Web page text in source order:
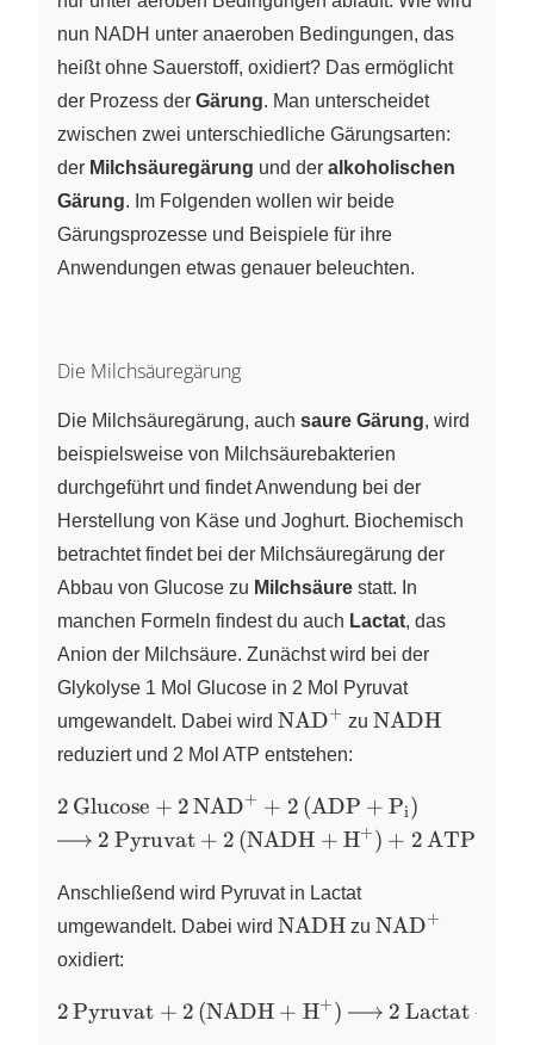
+ H+}
nun NADH unter anaeroben Bedingungen, das
heißt ohne Sauerstoff, oxidiert? Das ermöglicht
der Prozess der Gärung. Man unterscheidet
zwischen zwei unterschiedliche Gärungsarten:
der Milchsäuregärung und der alkoholischen
Gärung. Im Folgenden wollen wir beide
Gärungsprozesse und Beispiele für ihre
Anwendungen etwas genauer beleuchten.
Die Milchsäuregärung
Die Milchsäuregärung, auch saure Gärung, wird
beispielsweise von Milchsäurebakterien
durchgeführt und findet Anwendung bei der
Herstellung von Käse und Joghurt. Biochemisch
betrachtet findet bei der Milchsäuregärung der
Abbau von Glucose zu Milchsäure statt. In
manchen Formeln findest du auch Lactat, das
Anion der Milchsäure. Zunächst wird bei der
Glykolyse 1 Mol Glucose in 2 Mol Pyruvat
umgewandelt. Dabei wird \ce{NAD+}
NADX
+ zu \ce{NADH}
NADH
reduziert und 2 Mol ATP entstehen:
\ce{2
Glucose
NAD+
(ADP
+
2 Glucose + 2NADX
+ + 2 (ADP + PX
i)
\ce{ ->
Pyruvat
+ 2
(NADH
+ H+)
+ 2
ATP}
2 Pyruvat + 2 (NADH + HX
+) + 2ATP
Anschließend wird Pyruvat in Lactat
umgewandelt. Dabei wird \ce{NADH}
NADH zu \ce{NAD+}
NADX
+
oxidiert:
\ce{2
2Pyruvat + 2 (NADH + HX
+) 2 Lactat +